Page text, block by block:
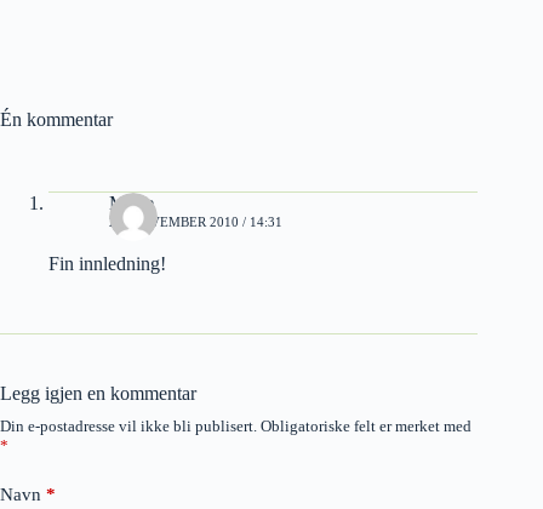
Én kommentar
Marie
21. NOVEMBER 2010 / 14:31
Fin innledning!
Legg igjen en kommentar
Din e-postadresse vil ikke bli publisert. Obligatoriske felt er merket med
*
Navn *